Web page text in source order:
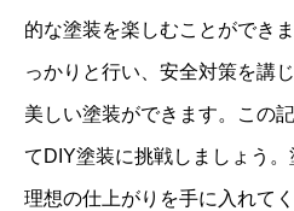
的な塗装を楽しむことができ
っかりと行い、安全対策を講
美しい塗装ができます。この
てDIY塗装に挑戦しましょう。
理想の仕上がりを手に入れて